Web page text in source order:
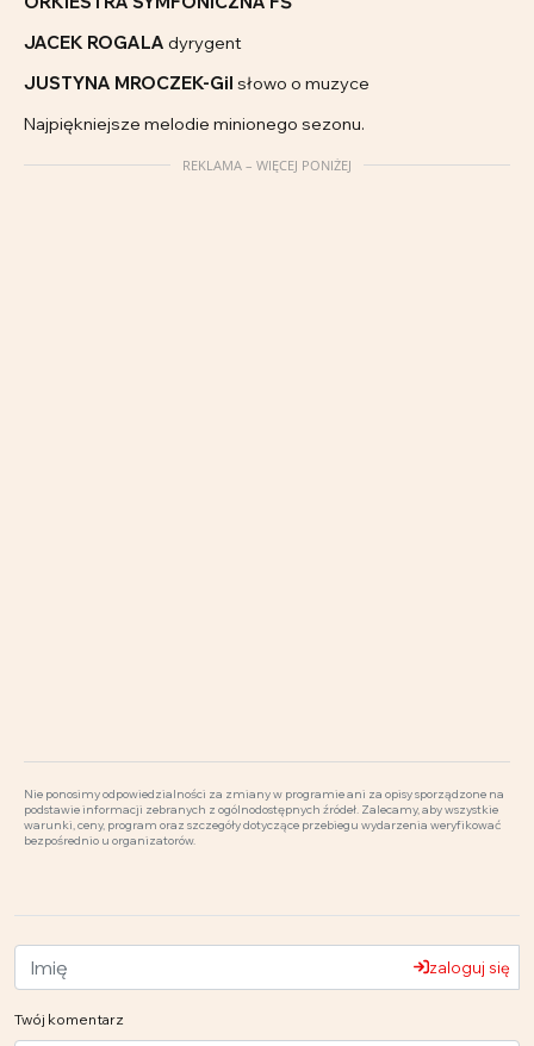
JACEK ROGALA dyrygent
JUSTYNA MROCZEK-Gil słowo o muzyce
Najpiękniejsze melodie minionego sezonu.
REKLAMA – WIĘCEJ PONIŻEJ
Nie ponosimy odpowiedzialności za zmiany w programie ani za opisy sporządzone na
podstawie informacji zebranych z ogólnodostępnych źródeł. Zalecamy, aby wszystkie
warunki, ceny, program oraz szczegóły dotyczące przebiegu wydarzenia weryfikować
bezpośrednio u organizatorów.
zaloguj się
Twój komentarz